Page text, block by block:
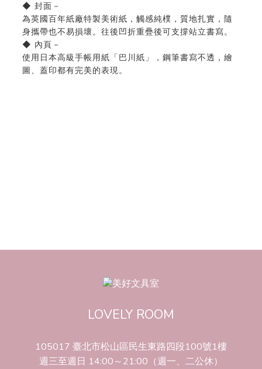
◆ 封面－
為英國百年紙廠特製美術紙，觸感純樸，質地扎實，隨
身攜帶也不易損壞。往後凹折重疊後可支撐站立書寫。
◆ 內頁－
使用日本高級手帳用紙「巴川紙」，鋼筆書寫不透，繪
圖、蓋印都有完美的表現。
LOVELY ROOM
105017 臺北市松山區民生東路四段100號1樓
週三至週日 14:00～21:00（週一、二公休）